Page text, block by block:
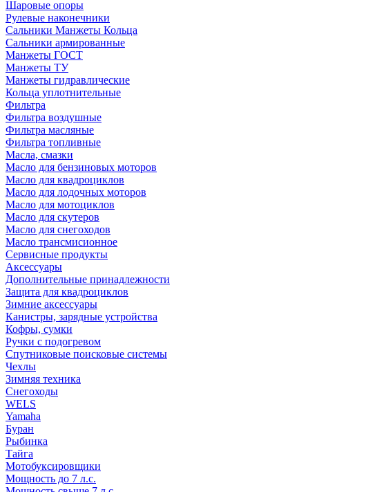
Шаровые опоры
Рулевые наконечники
Сальники Манжеты Кольца
Сальники армированные
Манжеты ГОСТ
Манжеты ТУ
Манжеты гидравлические
Кольца уплотнительные
Фильтра
Фильтра воздушные
Фильтра масляные
Фильтра топливные
Масла, смазки
Масло для бензиновых моторов
Масло для квадроциклов
Масло для лодочных моторов
Масло для мотоциклов
Масло для скутеров
Масло для снегоходов
Масло трансмисионное
Сервисные продукты
Аксессуары
Дополнительные принадлежности
Защита для квадроциклов
Зимние аксессуары
Канистры, зарядные устройства
Кофры, сумки
Ручки с подогревом
Спутниковые поисковые системы
Чехлы
Зимняя техника
Снегоходы
WELS
Yamaha
Буран
Рыбинка
Тайга
Мотобуксировщики
Мощность до 7 л.с.